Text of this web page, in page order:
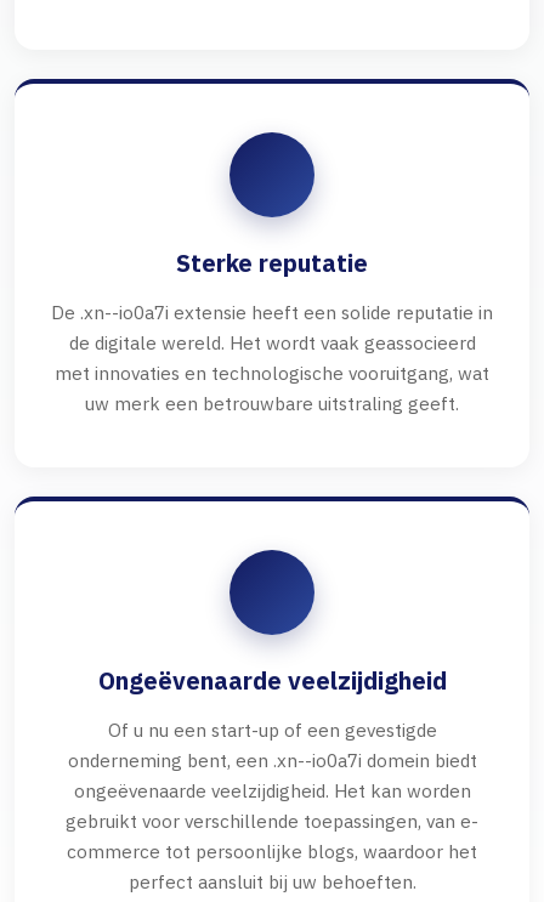
Sterke reputatie
De .xn--io0a7i extensie heeft een solide reputatie in
de digitale wereld. Het wordt vaak geassocieerd
met innovaties en technologische vooruitgang, wat
uw merk een betrouwbare uitstraling geeft.
Ongeëvenaarde veelzijdigheid
Of u nu een start-up of een gevestigde
onderneming bent, een .xn--io0a7i domein biedt
ongeëvenaarde veelzijdigheid. Het kan worden
gebruikt voor verschillende toepassingen, van e-
commerce tot persoonlijke blogs, waardoor het
perfect aansluit bij uw behoeften.